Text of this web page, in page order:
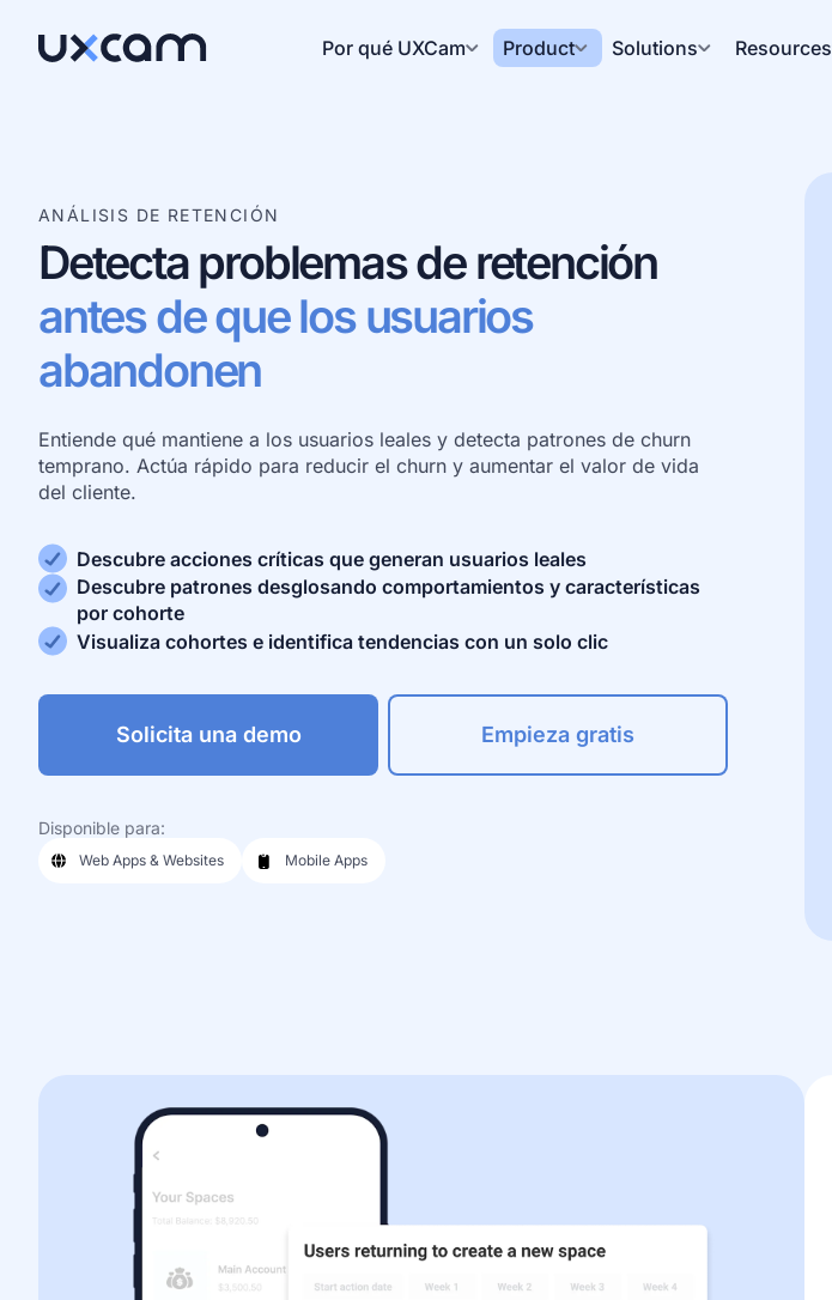
Por qué UXCam Product Solutions Resources
ANÁLISIS DE RETENCIÓN
Detecta problemas de retención
antes de que los usuarios
abandonen
Entiende qué mantiene a los usuarios leales y detecta patrones de churn
temprano. Actúa rápido para reducir el churn y aumentar el valor de vida
del cliente.
Descubre acciones críticas que generan usuarios leales
Descubre patrones desglosando comportamientos y características
por cohorte
Visualiza cohortes e identifica tendencias con un solo clic
Solicita una demo Empieza gratis
Disponible para:
Web Apps & Websites Mobile Apps